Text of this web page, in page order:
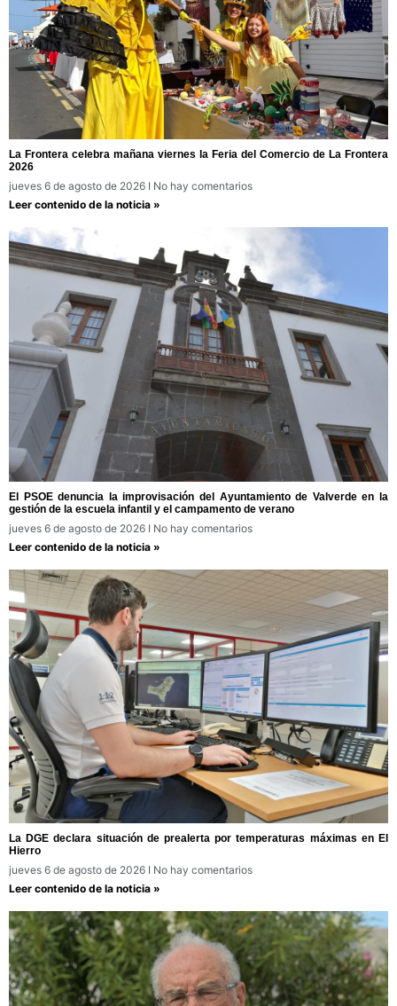
La Frontera celebra mañana viernes la Feria del Comercio de La Frontera
2026
jueves 6 de agosto de 2026
No hay comentarios
Leer contenido de la noticia »
El PSOE denuncia la improvisación del Ayuntamiento de Valverde en la
gestión de la escuela infantil y el campamento de verano
jueves 6 de agosto de 2026
No hay comentarios
Leer contenido de la noticia »
La DGE declara situación de prealerta por temperaturas máximas en El
Hierro
jueves 6 de agosto de 2026
No hay comentarios
Leer contenido de la noticia »